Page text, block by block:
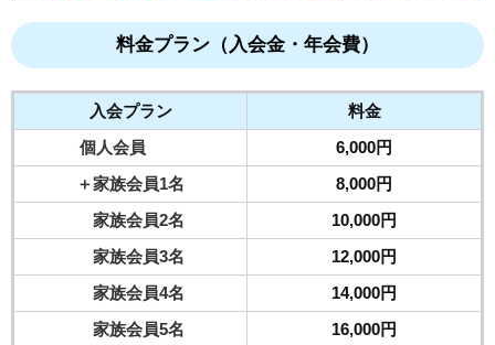
料金プラン（入会金・年会費）
入会プラン
料金
個人会員
6,000円
＋家族会員1名
8,000円
家族会員2名
10,000円
家族会員3名
12,000円
家族会員4名
14,000円
家族会員5名
16,000円